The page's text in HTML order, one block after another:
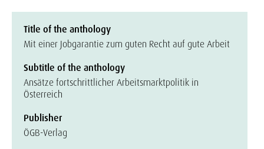
Title of the anthology
Mit einer Jobgarantie zum guten Recht auf gute Arbeit
Subtitle of the anthology
Ansätze fortschrittlicher Arbeitsmarktpolitik in
Österreich
Publisher
ÖGB-Verlag